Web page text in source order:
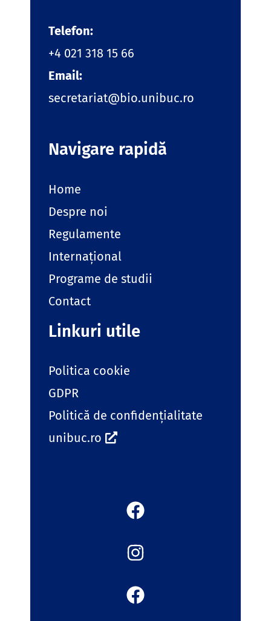
Telefon:
+4 021 318 15 66
Email:
secretariat@bio.unibuc.ro
Navigare rapidă
Home
Despre noi
Regulamente
Internațional
Programe de studii
Contact
Linkuri utile
Politica cookie
GDPR
Politică de confidențialitate
unibuc.ro